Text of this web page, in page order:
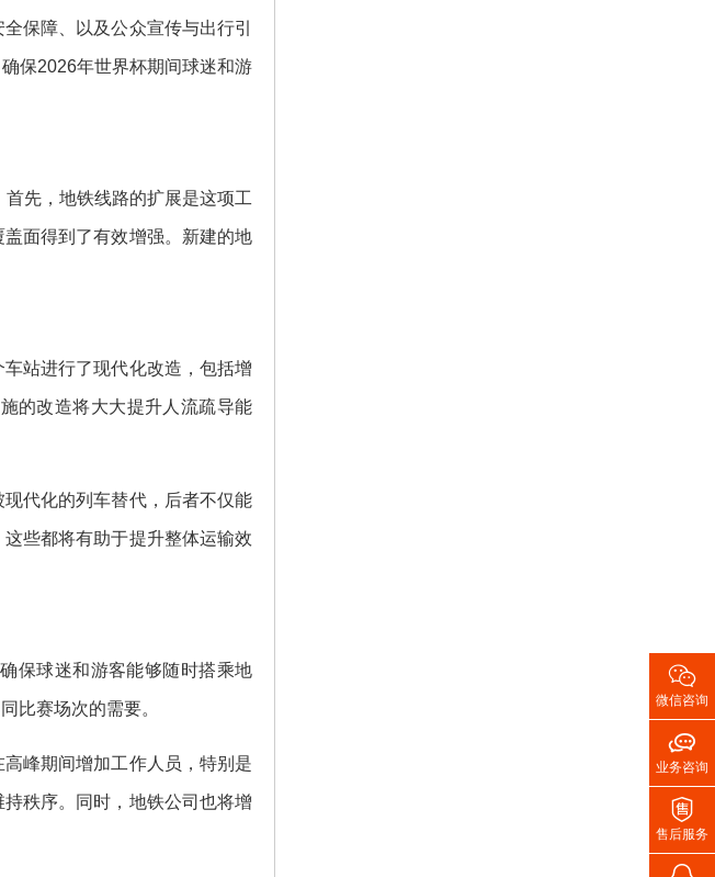
保障、以及公众宣传与出行引
保2026年世界杯期间球迷和游
先，地铁线路的扩展是这项工
面得到了有效增强。新建的地
站进行了现代化改造，包括增
的改造将大大提升人流疏导能
代化的列车替代，后者不仅能
些都将有助于提升整体运输效
保球迷和游客能够随时搭乘地
比赛场次的需要。
峰期间增加工作人员，特别是
秩序。同时，地铁公司也将增

微信咨询

业务咨询

售后服务